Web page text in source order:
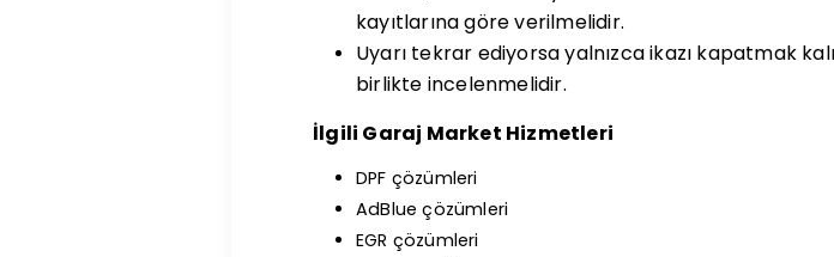
kayıtlarına göre verilmelidir.
Uyarı tekrar ediyorsa yalnızca ikazı kapatmak
birlikte incelenmelidir.
İlgili Garaj Market Hizmetleri
DPF çözümleri
AdBlue çözümleri
EGR çözümleri